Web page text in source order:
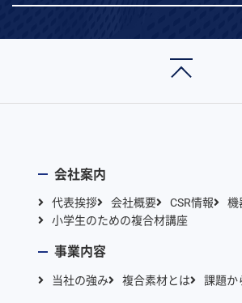
会社案内
代表挨拶 会社概要 CSR情報
機
小学生のための複合材講座
事業内容
当社の強み 複合素材とは 課題か